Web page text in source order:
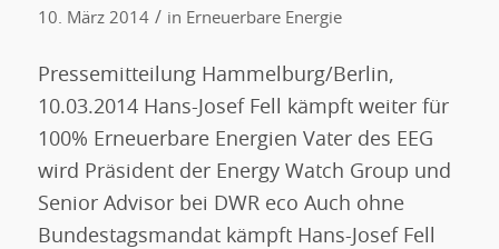
10. März 2014 / in Erneuerbare Energie
Pressemitteilung Hammelburg/Berlin,
10.03.2014 Hans-Josef Fell kämpft weiter für
100% Erneuerbare Energien Vater des EEG
wird Präsident der Energy Watch Group und
Senior Advisor bei DWR eco Auch ohne
Bundestagsmandat kämpft Hans-Josef Fell